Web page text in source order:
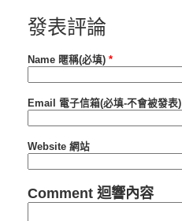
發表評論
Name 暱稱(必填) *
Email 電子信箱(必填-不會被發表)
Website 網站
Comment 迴響內容